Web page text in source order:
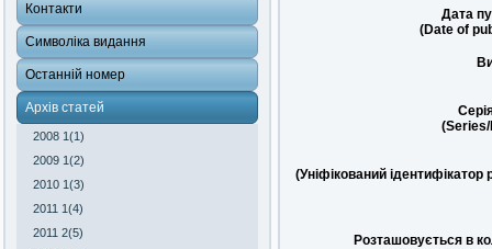
Контакти
Символіка видання
Останній номер
Архів статей
2008 1(1)
2009 1(2)
2010 1(3)
2011 1(4)
2011 2(5)
Дата
(Date of
(Уніфікований ідентифікатор
Розташовується в